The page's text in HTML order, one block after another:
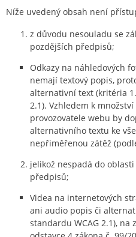
Níže uvedený obsah není
z důvodu nesouladu se
pozdějších předpisů;
Odkazy na náhledových
nemají textový popis,
alternativní text (kritéria
2.1). Vzhledem k
provozovatele webu by
alternativního textu ke
nepřiměřenou zátěž
jelikož nespadá do
předpisů;
Videa na internetových
ani audio popis či
standardu WCAG 2.1), na